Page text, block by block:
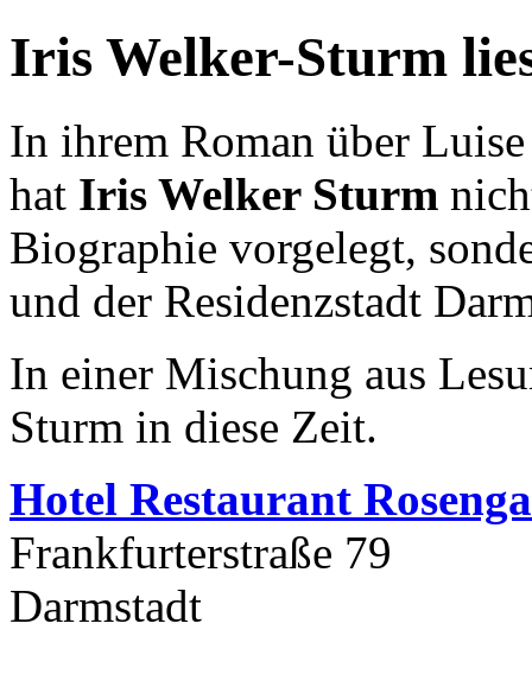
Iris Welker-Sturm
In ihrem Roman über
hat Iris Welker Sturm
Biographie vorgelegt,
und der Residenzstadt
In einer Mischung aus
Sturm in diese Zeit.
Hotel Restaurant
Frankfurterstraße 79
Darmstadt